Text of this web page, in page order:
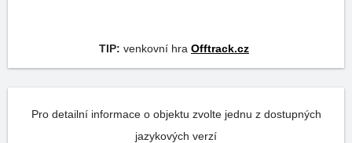
TIP: venkovní hra Offtrack.cz
Pro detailní informace o objektu zvolte jednu z dostupných
jazykových verzí